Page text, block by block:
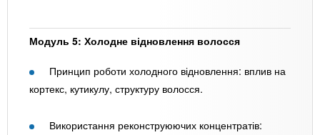
Модуль 5: Холодне відновлення волосся
Принцип роботи холодного відновлення: вплив на
кортекс, кутикулу, структуру волосся.
Використання реконструюючих концентратів: